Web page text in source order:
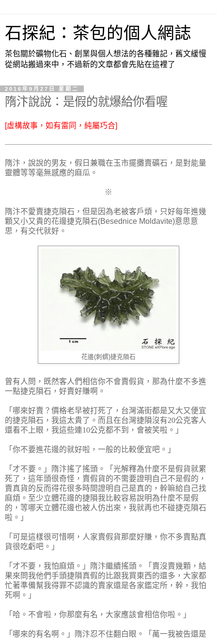
石探紀：茶包的個人網誌
茶包關於礦物化石、創業與個人想法的各種雜記，舊文緩慢
從網站搬過來中，不過新的文章都會先貼在這裡了
2016年9月27日 星期二
隋汴說說：是假的就爆給你看喔
[虛構故事，如有雷同，純屬巧合]
隋汴，說說的男友，假日兼職在玉市擺攤賣礦石，是對能量
靈體等等毫無感應的麻瓜。
※
隋汴不愛賣捷克隕石，但是因為老被客戶煩，只好每年進幾
顆又小又貴的花邊捷克隕石(Besednice Moldavite)意思意
思，有交代就好。
花邊(刺蝟)捷克隕石
曾有人問，既然客人們相信你不會賣假貨，那為什麼不多進
一點捷克隕石，好賣好賺啊。
「哪來好賣？價格老早被打死了，台灣滿街都是又大又便宜
的捷克隕石，我這太貴了。而且在台灣捷隕沒有20公克客人
還看不上眼，我這些連10公克都不到，會被笑啦。」
「你不要進花邊的就好啦，一般的比較便宜吧。」
「才不要。」隋汴搖了搖頭。「光解釋為什麼不是假貨就累
死了，這年頭很奇怪，賣假貨的不需要證明自己不是假的，
賣真貨的反而得花很多時間證明自己是真的，幹嘛給自己找
麻煩。至少立體花邊的捷隕我比較容易說明為什麼不是假
的，等哪天立體花邊也被人仿出來，我就再也不碰捷克隕石
啦。」
「可是這樣很可惜啊，人家賣假貨那麼好賺，你不多賣點真
貨很吃虧吧。」
「才不要，我怕麻煩。」隋汴繼續搖頭。「賣沒賣幾顆，結
果來問我他們手頭捷隕真假的比跟我買東西的還多，大家都
忙著準備幫我得罪不認識的賣家還是各家鑑定所，幹，我怕
死啊。」
「哈。不會啦，你那麼有名，大家應該會相信你啦。」
「哪來的有名啊。」隋汴忍不住翻白眼。「萬一我被告還是